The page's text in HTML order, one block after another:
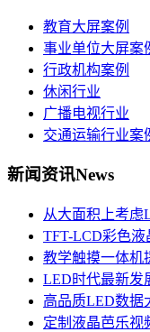
教育大屏案例
事业单位大屏案
行政机构案例
休闲行业
广播电视行业
交通运输行业案
新闻资讯News
从大面积上考虑
TFT-LCD彩色液
教学触摸一体机
LED时代最新
高品质LED数据
定制液晶芭乐